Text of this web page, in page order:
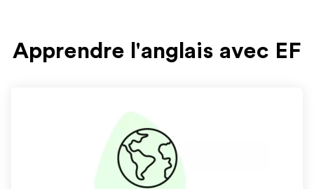
Apprendre l'anglais avec EF